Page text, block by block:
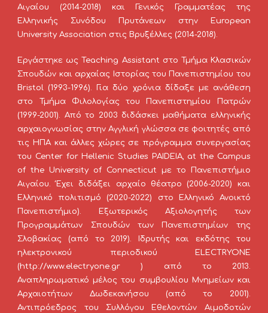
Αιγαίου (2014-2018) και Γενικός Γραμματέας της
Ελληνικής Συνόδου Πρυτάνεων στην European
University Association στις Βρυξέλλες (2014-2018).
Εργάστηκε ως Teaching Assistant στο Τμήμα Κλασικών
Σπουδών και αρχαίας Ιστορίας του Πανεπιστημίου του
Βristol (1993-1996). Για δύο χρόνια δίδαξε με ανάθεση
στο Τμήμα Φιλολογίας του Πανεπιστημίου Πατρών
(1999-2001). Από το 2003 διδάσκει μαθήματα ελληνικής
αρχαιογνωσίας στην Αγγλική γλώσσα σε φοιτητές από
τις ΗΠΑ και άλλες χώρες σε πρόγραμμα συνεργασίας
του Center for Hellenic Studies PAIDEIA, at the Campus
of the University of Connecticut με το Πανεπιστήμιο
Αιγαίου. Έχει διδάξει αρχαίο θέατρο (2006-2020) και
Ελληνικό πολιτισμό (2020-2022) στο Ελληνικό Ανοικτό
Πανεπιστήμιο). Εξωτερικός Αξιολογητής των
Προγραμμάτων Σπουδών των Πανεπιστημίων της
Σλοβακίας (από το 2019). Ιδρυτής και εκδότης του
ηλεκτρονικού περιοδικού ELECTRYONE
(http://www.electryone.gr ) από το 2013.
Αναπληρωματικό μέλος του συμβουλίου Μνημείων και
Αρχαιοτήτων Δωδεκανήσου (από το 2001).
Αντιπρόεδρος του Συλλόγου Εθελοντών Αιμοδοτών